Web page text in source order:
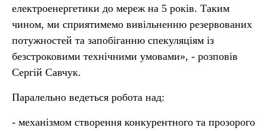
електроенергетики до мереж на 5 років. Таким
чином, ми сприятимемо вивільненню резервованих
потужностей та запобіганню спекуляціям із
безстроковими технічними умовами», - розповів
Сергій Савчук.
Паралельно ведеться робота над:
- механізмом створення конкурентного та прозорого